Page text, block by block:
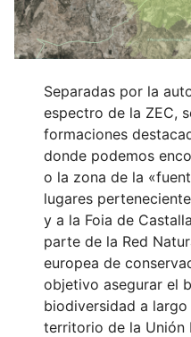
Separadas por la
espectro de la ZEC,
formaciones
donde podemos
o la zona de la
lugares
y a la Foia de
parte de la Red
europea de
objetivo asegurar el
biodiversidad a
territorio de la Unión